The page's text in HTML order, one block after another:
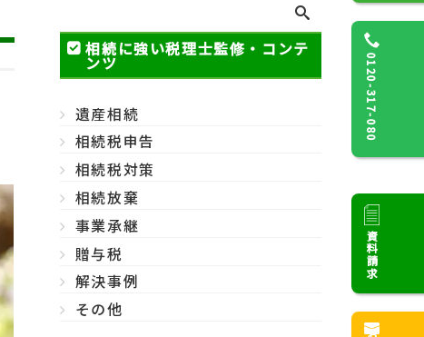
相続に強い税理士監修・コンテ
ンツ
遺産相続
相続税申告
相続税対策
相続放棄
事業承継
贈与税
解決事例
その他
0120-317-080
資料請求